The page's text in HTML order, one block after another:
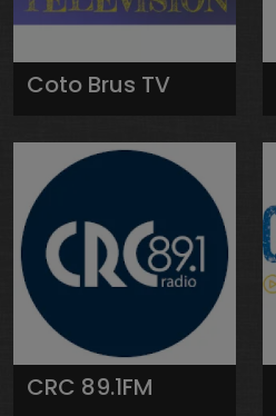
Coto Brus TV
CRC 89.1FM